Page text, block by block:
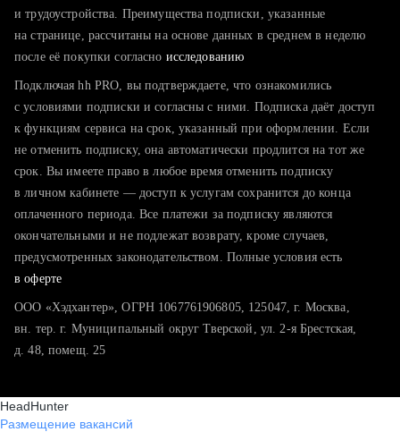
тратите много времени на поиск и вручную поднимаете
хотите сравнить себя с конкурентами и оценить шансы
и трудоустройства. Преимущества подписки, указанные
на странице, рассчитаны на основе данных в среднем в неделю
после её покупки согласно исследованию
Подключая hh PRO, вы подтверждаете, что ознакомились
с условиями подписки и согласны с ними. Подписка даёт доступ
к функциям сервиса на срок, указанный при оформлении. Если
не отменить подписку, она автоматически продлится на тот же
срок. Вы имеете право в любое время отменить подписку
в личном кабинете — доступ к услугам сохранится до конца
оплаченного периода. Все платежи за подписку являются
окончательными и не подлежат возврату, кроме случаев,
предусмотренных законодательством. Полные условия есть
в оферте
ООО «Хэдхантер», ОГРН 1067761906805, 125047, г. Москва,
вн. тер. г. Муниципальный округ Тверской, ул. 2-я Брестская,
д. 48, помещ. 25
HeadHunter
Размещение вакансий